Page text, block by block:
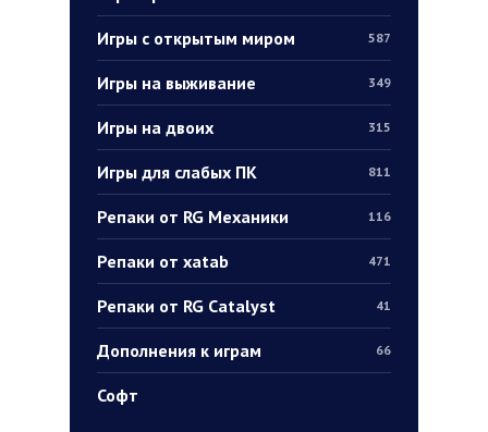
Игры с открытым миром 587
Игры на выживание 349
Игры на двоих 315
Игры для слабых ПК 811
Репаки от RG Механики 116
Репаки от xatab 471
Репаки от RG Catalyst 41
Дополнения к играм 66
Софт